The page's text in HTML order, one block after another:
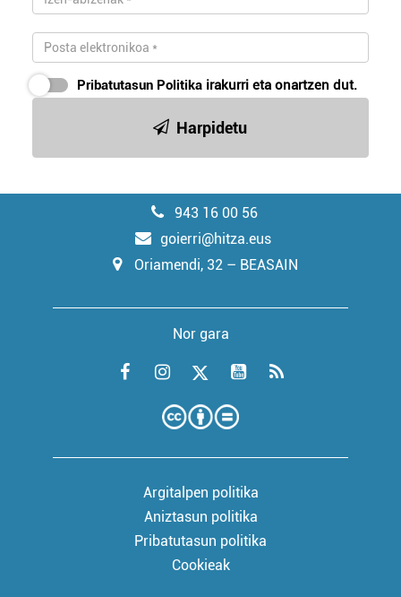
Pribatutasun Politika irakurri eta onartzen dut.
Harpidetu
943 16 00 56
goierri@hitza.eus
Oriamendi, 32 – BEASAIN
Nor gara
Argitalpen politika
Aniztasun politika
Pribatutasun politika
Cookieak